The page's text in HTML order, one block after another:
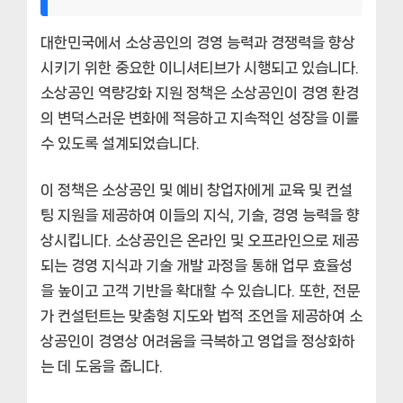
대한민국에서 소상공인의 경영 능력과 경쟁력을 향상
시키기 위한 중요한 이니셔티브가 시행되고 있습니다.
소상공인 역량강화 지원 정책은 소상공인이 경영 환경
의 변덕스러운 변화에 적응하고 지속적인 성장을 이룰
수 있도록 설계되었습니다.
이 정책은 소상공인 및 예비 창업자에게 교육 및 컨설
팅 지원을 제공하여 이들의 지식, 기술, 경영 능력을 향
상시킵니다. 소상공인은 온라인 및 오프라인으로 제공
되는 경영 지식과 기술 개발 과정을 통해 업무 효율성
을 높이고 고객 기반을 확대할 수 있습니다. 또한, 전문
가 컨설턴트는 맞춤형 지도와 법적 조언을 제공하여 소
상공인이 경영상 어려움을 극복하고 영업을 정상화하
는 데 도움을 줍니다.